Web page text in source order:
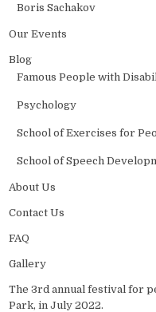
Boris Sachakov
Our Events
Blog
Famous People with
Psychology
School of Exercises for
School of Speech
About Us
Contact Us
FAQ
Gallery
The 3rd annual festival for
Park, in July 2022.